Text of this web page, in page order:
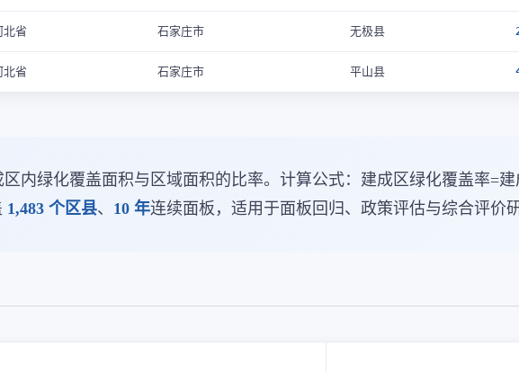
北省 石家庄市 无极县
北省 石家庄市 平山县
内绿化覆盖面积与区域面积的比率。计算公式：建成区绿化覆盖率=
1,483 个区县、 10 年连续面板，适用于面板回归、政策评估与综合评价研